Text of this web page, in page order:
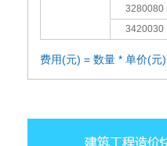
3280080
3420030
费用(元) = 数量 * 单价(元)